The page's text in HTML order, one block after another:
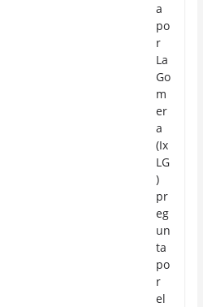
a
po
r
La
Go
m
er
a
(Ix
LG
)
pr
eg
un
ta
po
r
el